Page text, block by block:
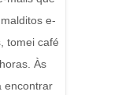
e-
tomei café
Às
encontrar